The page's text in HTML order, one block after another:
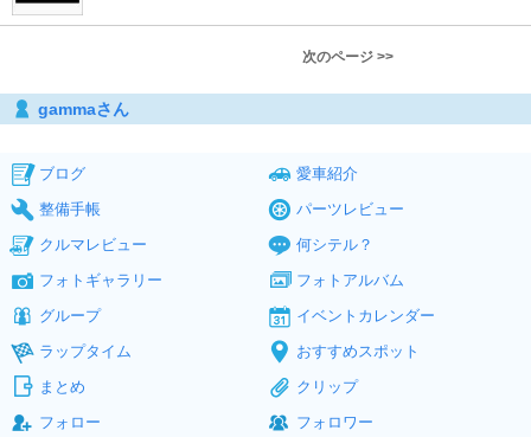
次のページ >>
gammaさん
ブログ
愛車紹介
整備手帳
パーツレビュー
クルマレビュー
何シテル？
フォトギャラリー
フォトアルバム
グループ
イベントカレンダー
ラップタイム
おすすめスポット
まとめ
クリップ
フォロー
フォロワー